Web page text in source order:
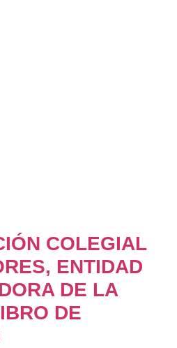
COLEGIAL
ENTIDAD
DE LA
DE